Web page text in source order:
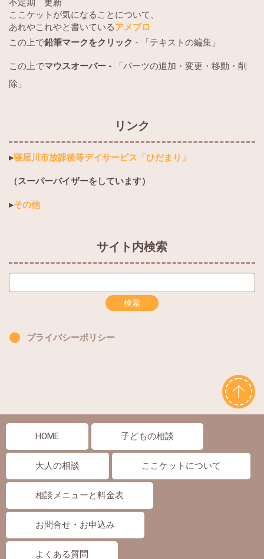
不定期 更新
ここケットが気になることについて、
あれやこれやと書いているアメブロ
この上で鉛筆マークをクリック - 「テキストの編集」
この上でマウスオーバー -
「パーツの追加・変更・移動・削
除」
リンク
▸寝屋川市放課後等デイサービス「ひだまり」
（スーパーバイザーをしています）
▸その他
サイト内検索
プライバシーポリシー
HOME 子どもの相談
大人の相談 ここケットについて
相談メニューと料金表
お問合せ・お申込み
よくある質問